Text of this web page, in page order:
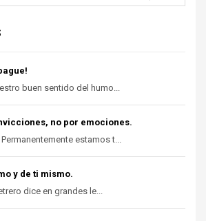
buen sentido del humo...
no por emociones.
estamos t...
y de ti mismo.
dice en grandes le...